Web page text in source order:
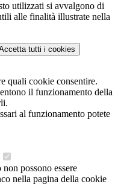
utilizzati si avvalgono di
alle finalità illustrate nella
tutti i cookies
quali cookie consentire.
il funzionamento della
al funzionamento potete
possono essere
nella pagina della cookie